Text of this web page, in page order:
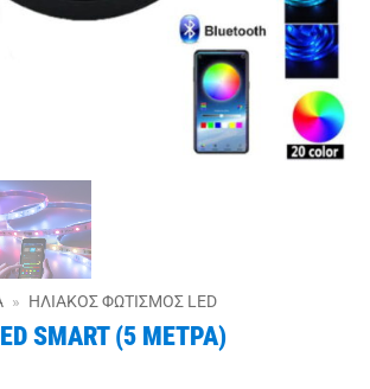
» ΗΛΙΑΚΌΣ ΦΩΤΙΣΜΌΣ LED
SMART (5 ΜΕΤΡΑ)